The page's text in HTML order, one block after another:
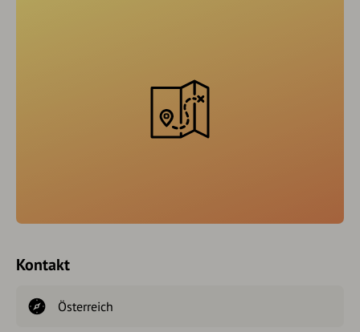
Kontakt
Österreich